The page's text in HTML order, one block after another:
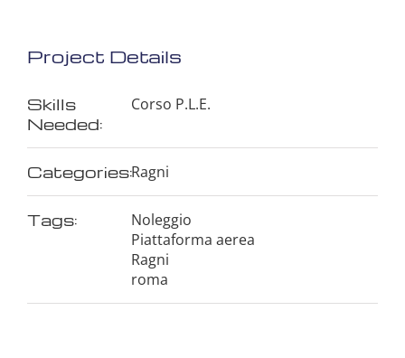
Project Details
Skills
Needed:
Corso P.L.E.
Categories:Ragni
Tags:
Noleggio
Piattaforma aerea
Ragni
roma